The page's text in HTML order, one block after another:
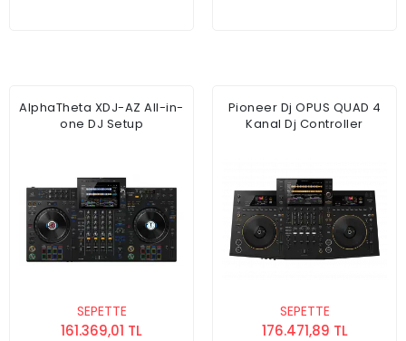
AlphaTheta XDJ-AZ All-in-
one DJ Setup
SEPETTE
161.369,01 TL
Pioneer Dj OPUS QUAD 4
Kanal Dj Controller
SEPETTE
176.471,89 TL